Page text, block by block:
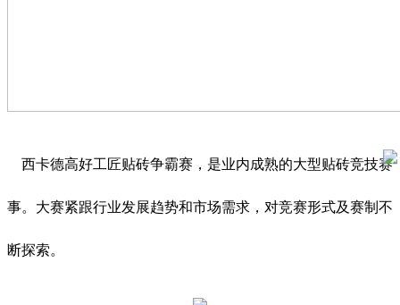
西卡德高好工匠贴砖争霸赛，是业内成熟的大型贴砖竞技赛
事。大赛紧跟行业发展趋势和市场需求，对竞赛形式及赛制不
断探索。